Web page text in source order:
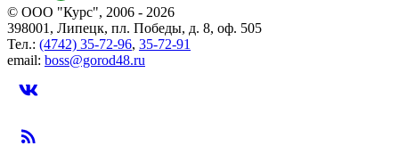
© ООО "Курс", 2006 - 2026
398001, Липецк, пл. Победы, д. 8, оф. 505
Тел.: (4742) 35-72-96, 35-72-91
email: boss@gorod48.ru